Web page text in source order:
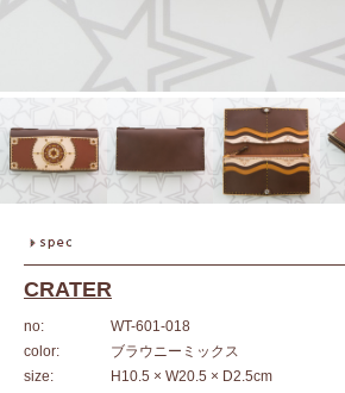
CRATER
no:
WT-601-018
color:
ブラウニーミックス
size:
H10.5 × W20.5 × D2.5cm